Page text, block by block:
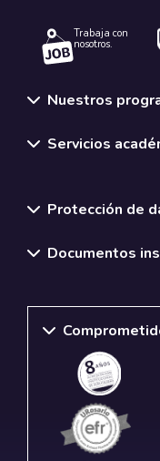
Trabaja con
nosotros.
Nuestros
Servicios
Protección de
Documentos